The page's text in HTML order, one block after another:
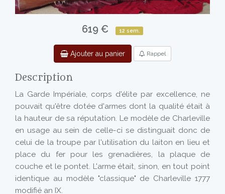
619 € 12 sem.
Ajouter au panier Rappel
Description
La Garde Impériale, corps d'élite par excellence, ne
pouvait qu'être dotée d'armes dont la qualité était à
la hauteur de sa réputation. Le modèle de Charleville
en usage au sein de celle-ci se distinguait donc de
celui de la troupe par l'utilisation du laiton en lieu et
place du fer pour les grenadières, la plaque de
couche et le pontet. L'arme était, sinon, en tout point
identique au modèle "classique" de Charleville 1777
modifié an IX.